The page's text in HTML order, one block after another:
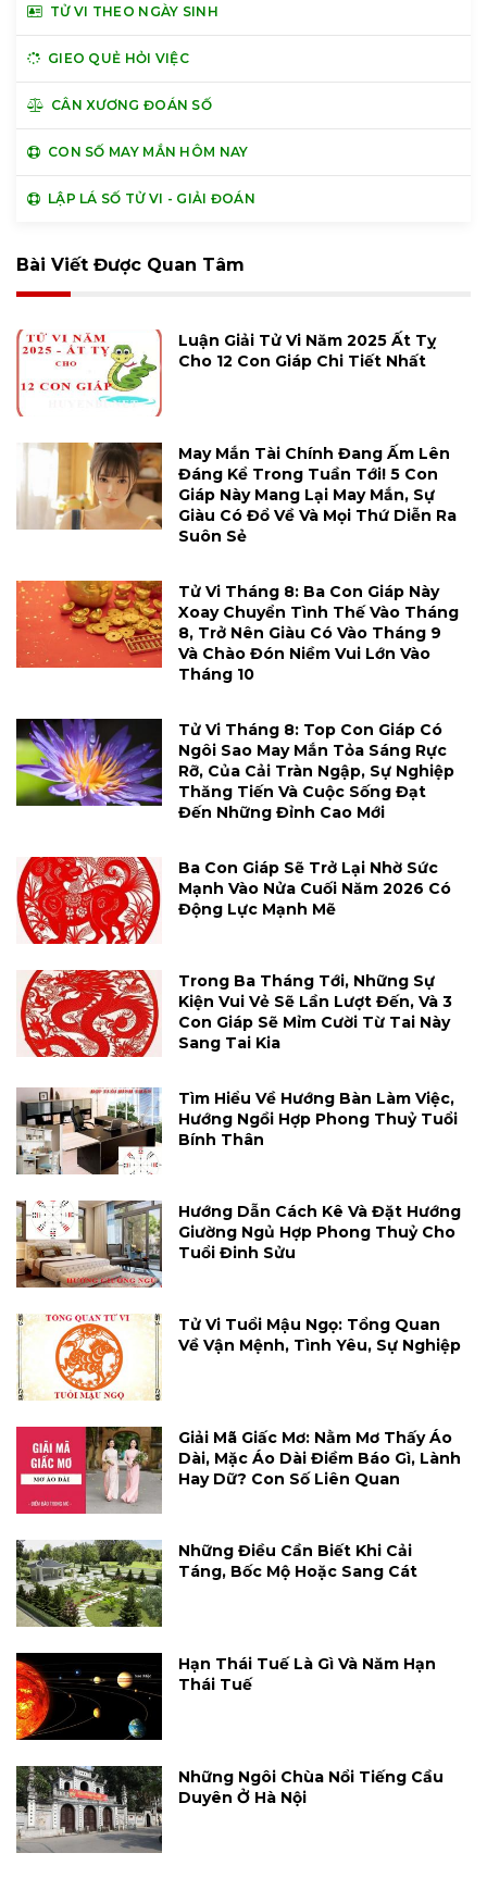
TỬ VI THEO NGÀY SINH
GIEO QUẺ HỎI VIỆC
CÂN XƯƠNG ĐOÁN SỐ
CON SỐ MAY MẮN HÔM NAY
LẬP LÁ SỐ TỬ VI - GIẢI ĐOÁN
Bài Viết Được Quan Tâm
Luận Giải Tử Vi Năm 2025 Ất Tỵ
Cho 12 Con Giáp Chi Tiết Nhất
May Mắn Tài Chính Đang Ấm Lên
Đáng Kể Trong Tuần Tới! 5 Con
Giáp Này Mang Lại May Mắn, Sự
Giàu Có Đổ Về Và Mọi Thứ Diễn Ra
Suôn Sẻ
Tử Vi Tháng 8: Ba Con Giáp Này
Xoay Chuyển Tình Thế Vào Tháng
8, Trở Nên Giàu Có Vào Tháng 9
Và Chào Đón Niềm Vui Lớn Vào
Tháng 10
Tử Vi Tháng 8: Top Con Giáp Có
Ngôi Sao May Mắn Tỏa Sáng Rực
Rỡ, Của Cải Tràn Ngập, Sự Nghiệp
Thăng Tiến Và Cuộc Sống Đạt
Đến Những Đỉnh Cao Mới
Ba Con Giáp Sẽ Trở Lại Nhờ Sức
Mạnh Vào Nửa Cuối Năm 2026 Có
Động Lực Mạnh Mẽ
Trong Ba Tháng Tới, Những Sự
Kiện Vui Vẻ Sẽ Lần Lượt Đến, Và 3
Con Giáp Sẽ Mỉm Cười Từ Tai Này
Sang Tai Kia
Tìm Hiểu Về Hướng Bàn Làm Việc,
Hướng Ngồi Hợp Phong Thuỷ Tuổi
Bính Thân
Hướng Dẫn Cách Kê Và Đặt Hướng
Giường Ngủ Hợp Phong Thuỷ Cho
Tuổi Đinh Sửu
Tử Vi Tuổi Mậu Ngọ: Tổng Quan
Về Vận Mệnh, Tình Yêu, Sự Nghiệp
Giải Mã Giấc Mơ: Nằm Mơ Thấy Áo
Dài, Mặc Áo Dài Điềm Báo Gì, Lành
Hay Dữ? Con Số Liên Quan
Những Điều Cần Biết Khi Cải
Táng, Bốc Mộ Hoặc Sang Cát
Hạn Thái Tuế Là Gì Và Năm Hạn
Thái Tuế
Những Ngôi Chùa Nổi Tiếng Cầu
Duyên Ở Hà Nội